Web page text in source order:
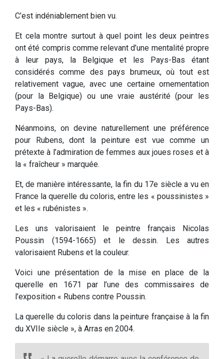
C’est indéniablement bien vu.
Et cela montre surtout à quel point les deux peintres
ont été compris comme relevant d’une mentalité propre
à leur pays, la Belgique et les Pays-Bas étant
considérés comme des pays brumeux, où tout est
relativement vague, avec une certaine ornementation
(pour la Belgique) ou une vraie austérité (pour les
Pays-Bas).
Néanmoins, on devine naturellement une préférence
pour Rubens, dont la peinture est vue comme un
prétexte à l’admiration de femmes aux joues roses et à
la « fraîcheur » marquée.
Et, de manière intéressante, la fin du 17e siècle a vu en
France la querelle du coloris, entre les « poussinistes »
et les « rubénistes ».
Les uns valorisaient le peintre français Nicolas
Poussin (1594-1665) et le dessin. Les autres
valorisaient Rubens et la couleur.
Voici une présentation de la mise en place de la
querelle en 1671 par l’une des commissaires de
l’exposition « Rubens contre Poussin.
La querelle du coloris dans la peinture française à la fin
du XVIIe siècle », à Arras en 2004.